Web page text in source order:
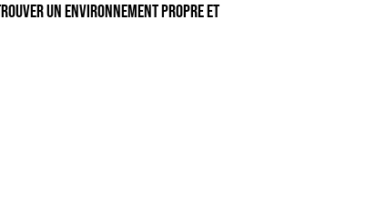
un environnement propre et